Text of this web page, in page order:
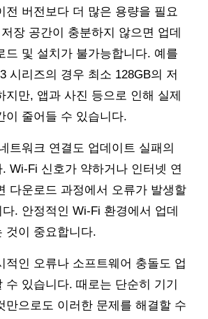
전 버전보다 더 많은 용량을 필요
장 공간이 충분하지 않으면 업데
드 및 설치가 불가능합니다. 예를
시리즈의 경우 최소 128GB의 저
지만, 앱과 사진 등으로 인해 실제
이 줄어들 수 있습니다.
트워크 연결도 업데이트 실패의
Wi-Fi 신호가 약하거나 인터넷 연
다운로드 과정에서 오류가 발생할
. 안정적인 Wi-Fi 환경에서 업데
것이 중요합니다.
적인 오류나 소프트웨어 충돌도 업
수 있습니다. 때로는 단순히 기기
만으로도 이러한 문제를 해결할 수